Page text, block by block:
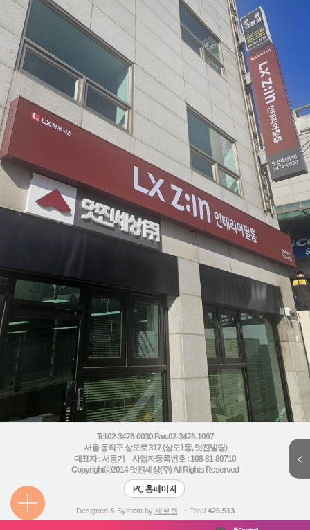
Tel.02-3476-0030 Fax.02-3476-1097
서울 동작구 상도로 317 (상도1동, 멋진빌딩)
대표자 : 서동기 사업자등록번호 : 108-81-80710
Copyrightⓒ2014멋진세상(주) All Rights Reserved
Designed & System by 제로웹 ㆍTotal 426,513